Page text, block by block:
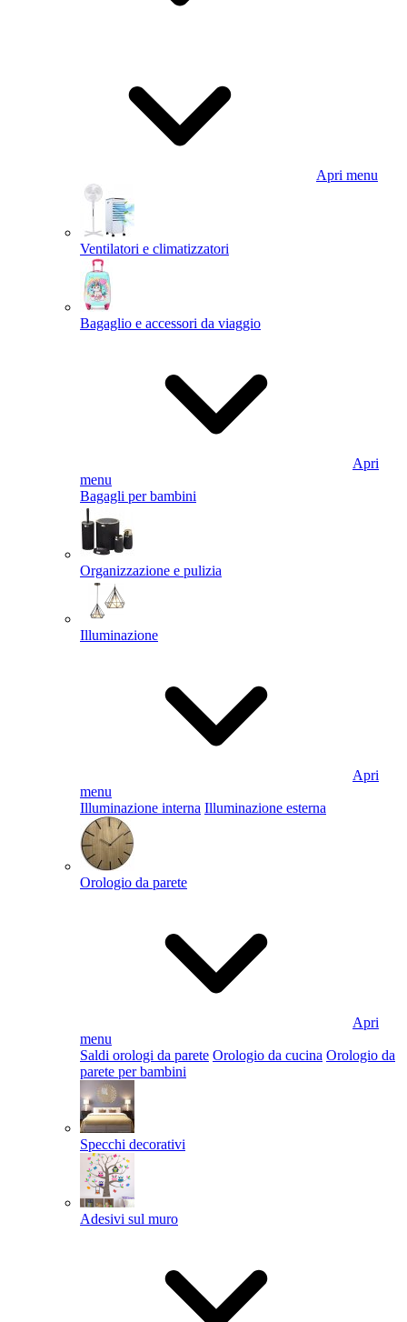
Apri menu
Ventilatori e climatizzatori
Bagaglio e accessori da viaggio
Apri
menu
Bagagli per bambini
Organizzazione e pulizia
Illuminazione
Apri
menu
Illuminazione interna Illuminazione esterna
Orologio da parete
Apri
menu
Saldi orologi da parete Orologio da cucina Orologio da
parete per bambini
Specchi decorativi
Adesivi sul muro